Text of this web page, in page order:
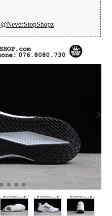
@NeverStopShopz